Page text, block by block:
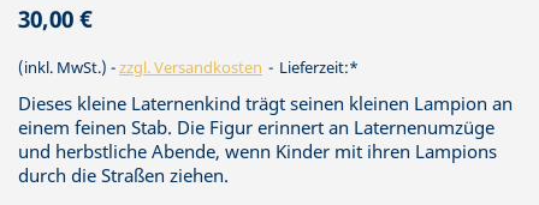
30,00 €
(inkl. MwSt.) zzgl. Versandkosten Lieferzeit:*
Dieses kleine Laternenkind trägt seinen kleinen Lampion an
einem feinen Stab. Die Figur erinnert an Laternenumzüge
und herbstliche Abende, wenn Kinder mit ihren Lampions
durch die Straßen ziehen.